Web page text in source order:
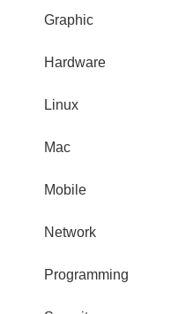
Graphic
Hardware
Linux
Mac
Mobile
Network
Programming